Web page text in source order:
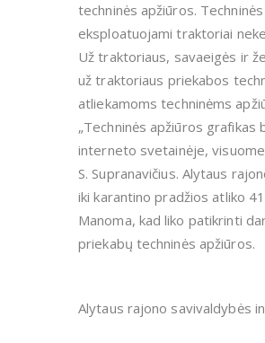
techninės apžiūros.
eksploatuojami traktoriai
Už traktoriaus, savaeigės ir
už traktoriaus priekabos
atliekamoms techninėms
„Techninės apžiūros
interneto svetainėje,
S. Supranavičius. Alytaus
iki karantino pradžios atliko
Manoma, kad liko patikrinti
priekabų techninės apžiūros.
Alytaus rajono savivaldybės